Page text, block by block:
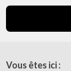
Vous êtes ici :